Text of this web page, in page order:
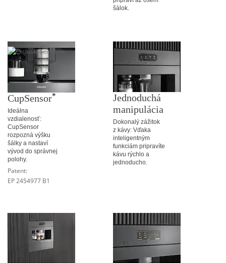
šálok.
CupSensor*
Ideálna
vzdialenosť:
CupSensor
rozpozná výšku
šálky a nastaví
vývod do správnej
polohy.
Patent:
EP 2454977 B1
Jednoduchá
manipulácia
Dokonalý zážitok
z kávy: Vďaka
inteligentným
funkciám pripravíte
kávu rýchlo a
jednoducho.